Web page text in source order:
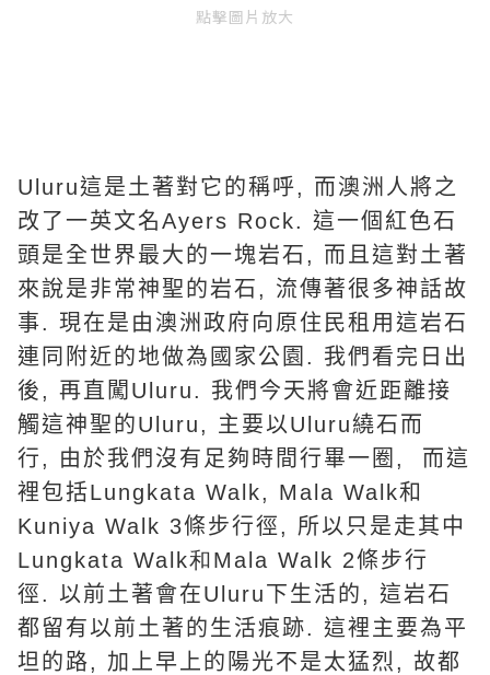
點擊圖片放大
Uluru這是土著對它的稱呼, 而澳洲人將之
改了一英文名Ayers Rock. 這一個紅色石
頭是全世界最大的一塊岩石, 而且這對土著
來說是非常神聖的岩石, 流傳著很多神話故
事. 現在是由澳洲政府向原住民租用這岩石
連同附近的地做為國家公園 . 我們看完日出
後, 再直闖 Uluru. 我們今天將會近距離接
觸這神聖的Uluru, 主要以Uluru繞石而
行, 由於我們沒有足夠時間行畢一圈 , 而這
裡包括Lungkata Walk, Mala Walk和
Kuniya Walk 3條步行徑, 所以只是走其中
Lungkata Walk和Mala Walk 2條步行
徑. 以前土著會在Uluru下生活的, 這岩石
都留有以前土著的生活痕跡. 這裡主要為平
坦的路, 加上早上的陽光不是太猛烈 , 故都